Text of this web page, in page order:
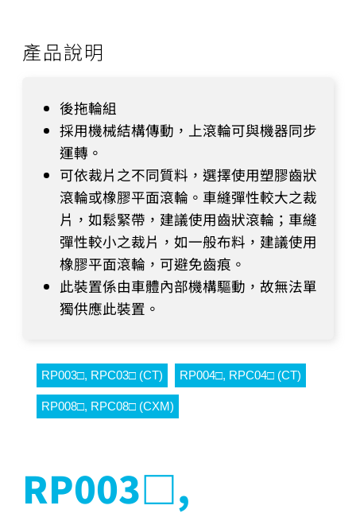
產品說明
後拖輪組
採用機械結構傳動，上滾輪可與機器同步
運轉。
可依裁片之不同質料，選擇使用塑膠齒狀
滾輪或橡膠平面滾輪。車縫彈性較大之裁
片，如鬆緊帶，建議使用齒狀滾輪；車縫
彈性較小之裁片，如一般布料，建議使用
橡膠平面滾輪，可避免齒痕。
此裝置係由車體內部機構驅動，故無法單
獨供應此裝置。
RP003□, RPC03□ (CT) RP004□, RPC04□ (CT)
RP008□, RPC08□ (CXM)
RP003□,